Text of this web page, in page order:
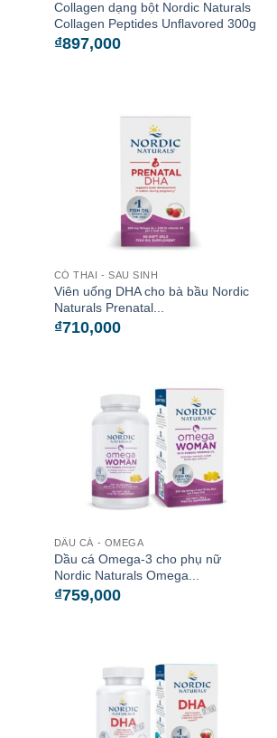
Collagen dạng bột Nordic Naturals
Collagen Peptides Unflavored 300g
₫897,000
CÓ THAI - SAU SINH
Viên uống DHA cho bà bầu Nordic
Naturals Prenatal...
₫710,000
DẦU CÁ - OMEGA
Dầu cá Omega-3 cho phụ nữ
Nordic Naturals Omega...
₫759,000